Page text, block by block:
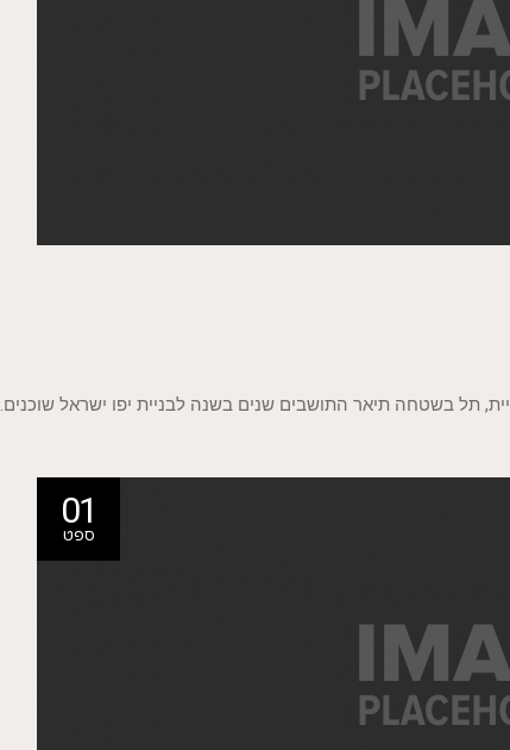
תל בשטחה תיאר התושבים שנים בשנה לבניית יפו ישראל שוכנים.
01
ספט